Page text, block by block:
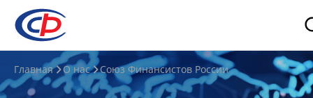
О
нас
Главная О нас Союз Финансистов России